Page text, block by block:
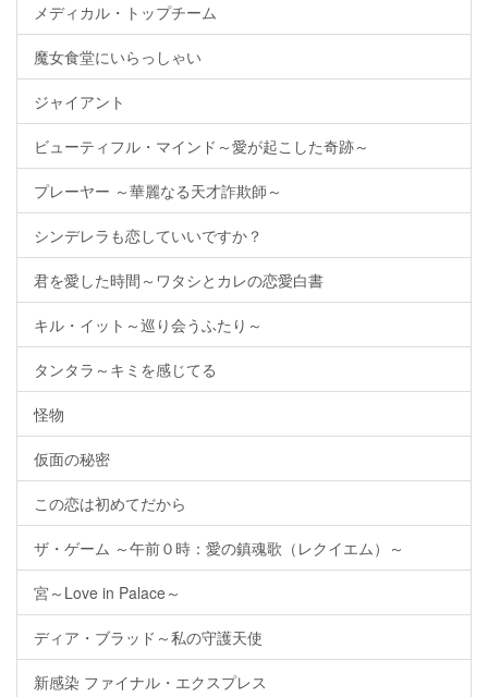
メディカル・トップチーム
魔女食堂にいらっしゃい
ジャイアント
ビューティフル・マインド～愛が起こした奇跡～
プレーヤー ～華麗なる天才詐欺師～
シンデレラも恋していいですか？
君を愛した時間～ワタシとカレの恋愛白書
キル・イット～巡り会うふたり～
タンタラ～キミを感じてる
怪物
仮面の秘密
この恋は初めてだから
ザ・ゲーム ～午前０時：愛の鎮魂歌（レクイエム）～
宮～Love in Palace～
ディア・ブラッド～私の守護天使
新感染 ファイナル・エクスプレス